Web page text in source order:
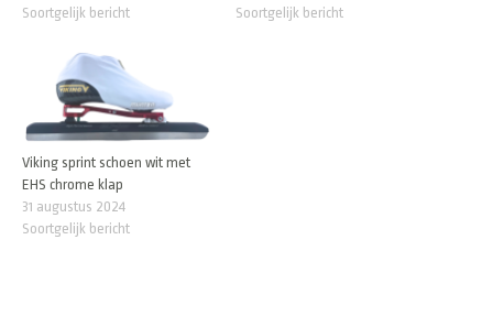
Soortgelijk bericht
Soortgelijk bericht
Viking sprint schoen wit met
EHS chrome klap
31 augustus 2024
Soortgelijk bericht